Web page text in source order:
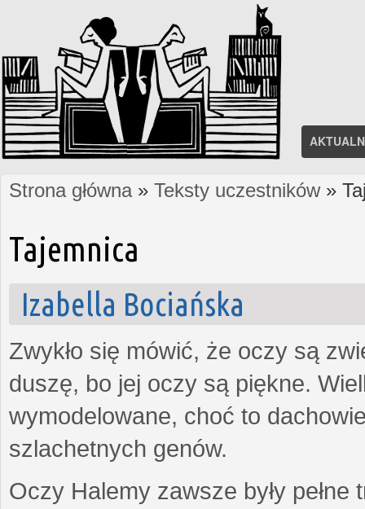
Jesteś tutaj
Strona główna» Teksty uczestników»
Tajemnica
Izabella Bociańska
Zwykło się mówić, że oczy są
duszę, bo jej oczy są piękne.
wymodelowane, choć to
szlachetnych genów.
Oczy Halemy zawsze były